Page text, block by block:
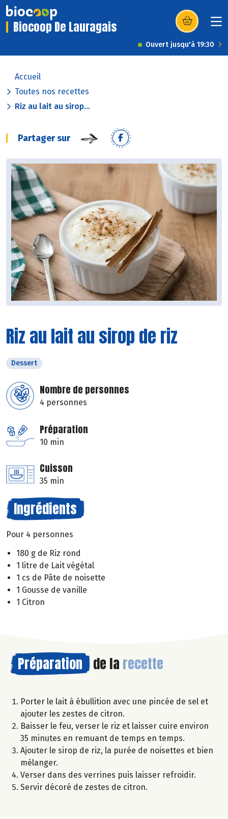
Biocoop De Lauragais (s’ouvre dans
Ouvert jusqu'à 19:30
Accueil
Toutes nos recettes
Riz au lait au sirop...
Partager sur
Riz au lait au sirop de riz
Dessert
Nombre de personnes
4 personnes
Préparation
10 min
Cuisson
35 min
Ingrédients
Pour 4 personnes
180 g de Riz rond
1 litre de Lait végétal
1 cs de Pâte de noisette
1 Gousse de vanille
1 Citron
Préparation de la recette
Porter le lait à ébullition avec une pincée de sel et
ajouter les zestes de citron.
Baisser le feu, verser le riz et laisser cuire environ
35 minutes en remuant de temps en temps.
Ajouter le sirop de riz, la purée de noisettes et bien
mélanger.
Verser dans des verrines puis laisser refroidir.
Servir décoré de zestes de citron.